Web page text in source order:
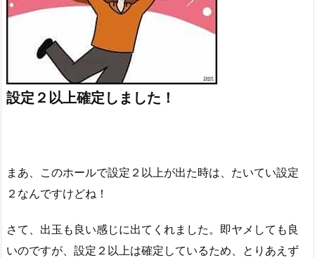
設定２以上確定しました！
まあ、このホールで設定２以上が出た時は、たいてい設定
２なんですけどね！
さて、出玉も良い感じに出てくれました。即ヤメしても良
いのですが、設定２以上は確定しているため、とりあえず